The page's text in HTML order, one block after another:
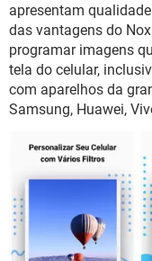
apresentam
das vantagens do
programar imagens
tela do celular,
com aparelhos da
Samsung, Huawei,